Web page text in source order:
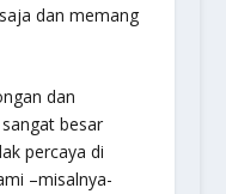
dan memang
dan
besar
percaya di
–misalnya-